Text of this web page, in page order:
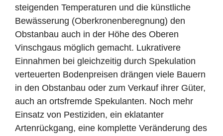
steigenden Temperaturen und die künstliche
Bewässerung (Oberkronenberegnung) den
Obstanbau auch in der Höhe des Oberen
Vinschgaus möglich gemacht. Lukrativere
Einnahmen bei gleichzeitig durch Spekulation
verteuerten Bodenpreisen drängen viele Bauern
in den Obstanbau oder zum Verkauf ihrer Güter,
auch an ortsfremde Spekulanten. Noch mehr
Einsatz von Pestiziden, ein eklatanter
Artenrückgang, eine komplette Veränderung des